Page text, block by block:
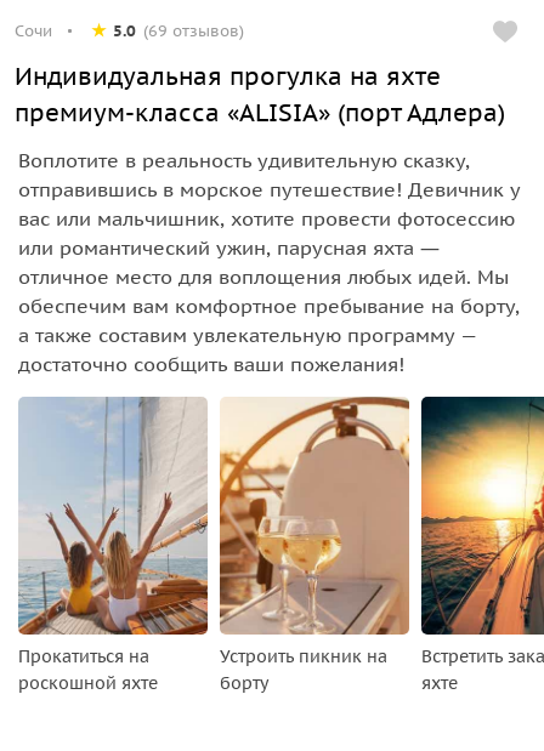
Сочи 5.0 (69 отзывов)
Индивидуальная прогулка на яхте
премиум-класса «ALISIA» (порт Адлера)
Воплотите в реальность удивительную сказку,
отправившись в морское путешествие! Девичник у
вас или мальчишник, хотите провести фотосессию
или романтический ужин, парусная яхта ―
отличное место для воплощения любых идей. Мы
обеспечим вам комфортное пребывание на борту,
а также составим увлекательную программу —
достаточно сообщить ваши пожелания!
Прокатиться на
роскошной яхте
Устроить пикник на
борту
Встретить
яхте